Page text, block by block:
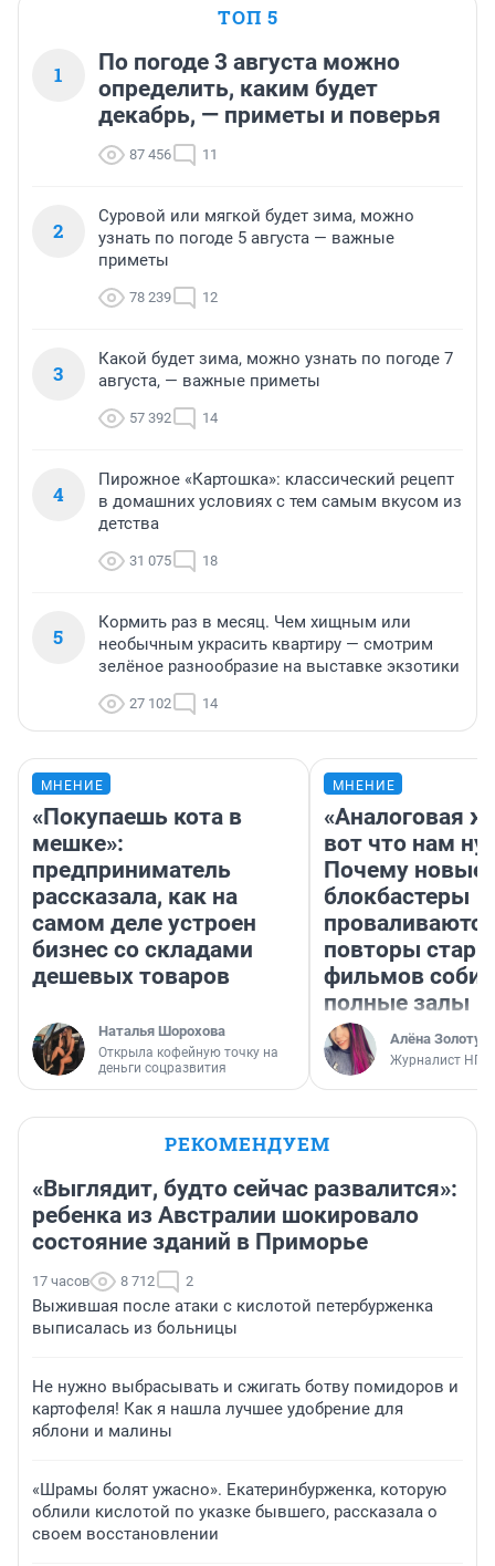
ТОП 5
1
По погоде 3 августа можно
определить, каким будет
декабрь, — приметы и поверья
87 456 11
2
Суровой или мягкой будет зима, можно
узнать по погоде 5 августа — важные
приметы
78 239 12
3
Какой будет зима, можно узнать по погоде 7
августа, — важные приметы
57 392 14
4
Пирожное «Картошка»: классический рецепт
в домашних условиях с тем самым вкусом из
детства
31 075 18
5
Кормить раз в месяц. Чем хищным или
необычным украсить квартиру — смотрим
зелёное разнообразие на выставке экзотики
27 102 14
МНЕНИЕ
«Покупаешь кота в
мешке»:
предприниматель
рассказала, как на
самом деле устроен
бизнес со складами
дешевых товаров
Наталья Шорохова
Открыла кофейную точку на
деньги соцразвития
МНЕНИЕ
«Аналоговая
вот что нам
Почему новые
блокбастеры
повторы
фильмов
полные залы
Алёна
Журналист НГС
РЕКОМЕНДУЕМ
«Выглядит, будто сейчас развалится»:
ребенка из Австралии шокировало
состояние зданий в Приморье
17 часов 8 712 2
Выжившая после атаки с кислотой петербурженка
выписалась из больницы
Не нужно выбрасывать и сжигать ботву помидоров и
картофеля! Как я нашла лучшее удобрение для
яблони и малины
«Шрамы болят ужасно». Екатеринбурженка, которую
облили кислотой по указке бывшего, рассказала о
своем восстановлении